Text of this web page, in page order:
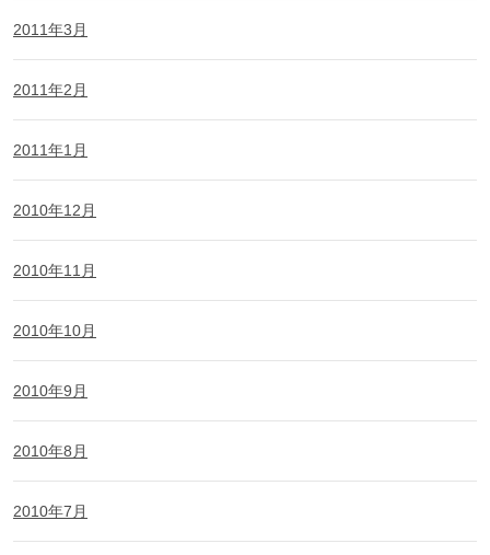
2011年3月
2011年2月
2011年1月
2010年12月
2010年11月
2010年10月
2010年9月
2010年8月
2010年7月